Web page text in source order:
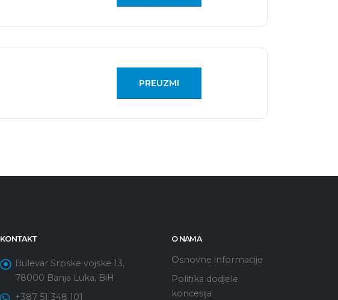
PREUZMI
KONTAKT
Bulevar Srpske vojske 13,
78000 Banja Luka, BiH
+387 51 348 101
O NAMA
Osnovne informacije
Politika dodjele
koncesija